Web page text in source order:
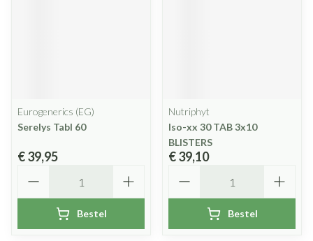
Eurogenerics (EG)
Serelys Tabl 60
€ 39,95
Bestel
Nutriphyt
Iso-xx 30 TAB 3x10
BLISTERS
€ 39,10
Bestel